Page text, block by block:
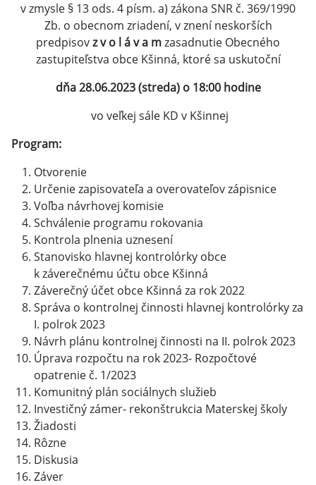
v zmysle § 13 ods. 4 písm. a) zákona SNR č. 369/1990
Zb. o obecnom zriadení, v znení neskorších
predpisovz v o l á v a mzasadnutie Obecného
zastupiteľstva obce Kšinná, ktoré sa uskutoční
dňa 28.06.2023 (streda) o 18:00 hodine
vo veľkej sále KD v Kšinnej
Program:
Otvorenie
Určenie zapisovateľa a overovateľov zápisnice
Voľba návrhovej komisie
Schválenie programu rokovania
Kontrola plnenia uznesení
Stanovisko hlavnej kontrolórky obce
k záverečnému účtu obce Kšinná
Záverečný účet obce Kšinná za rok 2022
Správa o kontrolnej činnosti hlavnej kontrolórky za
I. polrok 2023
Návrh plánu kontrolnej činnosti na II. polrok 2023
Úprava rozpočtu na rok 2023- Rozpočtové
opatrenie č. 1/2023
Komunitný plán sociálnych služieb
Investičný zámer- rekonštrukcia Materskej školy
Žiadosti
Rôzne
Diskusia
Záver